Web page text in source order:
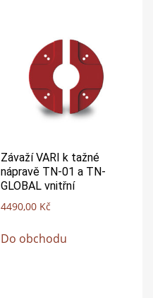
Závaží VARI k tažné
nápravě TN-01 a TN-
GLOBAL vnitřní
4490,00 Kč
Do obchodu